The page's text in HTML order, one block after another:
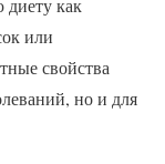
или
свойства
но и для